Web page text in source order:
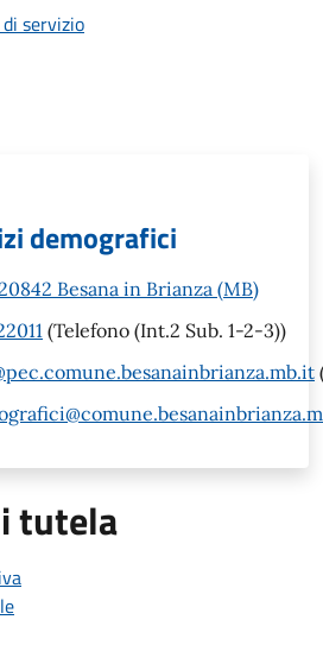
servizio
demografici
Besana in Brianza (MB)
(Telefono (Int.2 Sub. 1-2-3))
tutela